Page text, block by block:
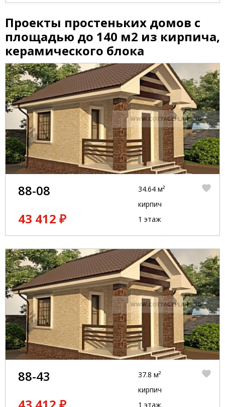
Проекты простеньких домов с
площадью до 140 м2 из кирпича,
керамического блока
88-08
43 412 ₽
34.64 м²
кирпич
1 этаж
88-43
37.8 м²
кирпич
1 этаж